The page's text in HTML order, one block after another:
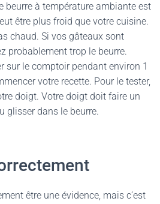
beurre à température ambiante est
être plus froid que votre cuisine.
chaud. Si vos gâteaux sont
probablement trop le beurre.
sur le comptoir pendant environ 1
votre recette. Pour le tester,
doigt. Votre doigt doit faire un
glisser dans le beurre.
être une évidence, mais c’est